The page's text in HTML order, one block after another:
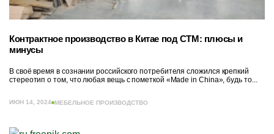
Контрактное производство в Китае под СТМ: плюсы и
минусы
В своё время в сознании российского потребителя сложился крепкий
стереотип о том, что любая вещь с пометкой «Made in China», будь то...
ИЮН 14, 2024 МЕБЕЛЬНОЕ ПРОИЗВОДСТВО